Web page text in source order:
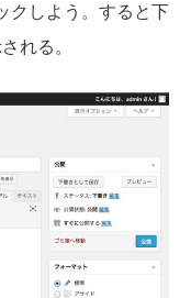
クしよう。すると下
れる。